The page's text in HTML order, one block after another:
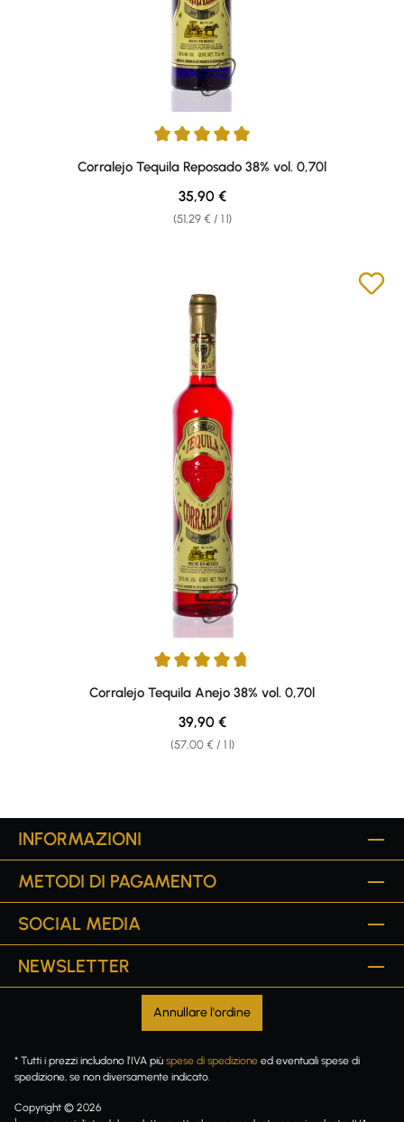
Average rating of 4.91 out of 5 stars
Corralejo Tequila Reposado 38% vol. 0,70l
(51,29 € / 1 l)
Regular price:
35,90 €
Average rating of 4.71 out of 5 stars
Corralejo Tequila Anejo 38% vol. 0,70l
(57,00 € / 1 l)
Regular price:
39,90 €
INFORMAZIONI
METODI DI PAGAMENTO
SOCIAL MEDIA
NEWSLETTER
Annullare l'ordine
* Tutti i prezzi includono l'IVA più spese di spedizione ed eventuali spese di
spedizione, se non diversamente indicato.
Copyright © 2026